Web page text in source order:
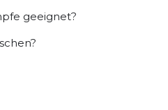
geeignet?